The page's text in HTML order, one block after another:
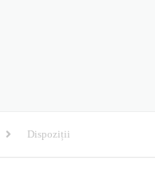
LOCALĂDISPOZIȚII
Dispoziții